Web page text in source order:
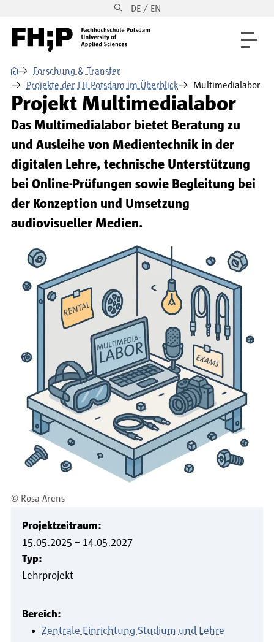
Direkt zur Hauptnavigation DE / EN
⌂
Forschung & Transfer
Projekte der FH Potsdam im Überblick
Multimedialabor
Projekt Multimedialabor
Das Multimedialabor bietet Beratung zu
und Ausleihe von Medientechnik in der
digitalen Lehre, technische Unterstützung
bei Online-Prüfungen sowie Begleitung bei
der Konzeption und Umsetzung
audiovisueller Medien.
© Rosa Arens
Projektzeitraum:
15.05.2025 – 14.05.2027
Typ:
Lehrprojekt
Bereich:
Zentrale Einrichtung Studium und Lehre